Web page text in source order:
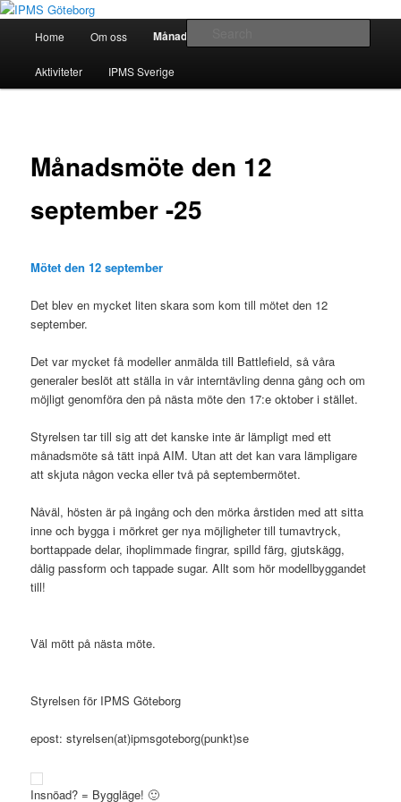
Skip
primary
contentIPMS Göteborg
Modellbygge i Väst
Home Om oss Månadsmöten
Aktiviteter IPMS Sverige
Månadsmöte den 12
september -25
Mötet den 12 september
Det blev en mycket liten skara som kom till mötet den 12
september.
Det var mycket få modeller anmälda till Battlefield, så våra
generaler beslöt att ställa in vår interntävling denna gång och om
möjligt genomföra den på nästa möte den 17:e oktober i stället.
Styrelsen tar till sig att det kanske inte är lämpligt med ett
månadsmöte så tätt inpå AIM. Utan att det kan vara lämpligare
att skjuta någon vecka eller två på septembermötet.
Nåväl, hösten är på ingång och den mörka årstiden med att sitta
inne och bygga i mörkret ger nya möjligheter till tumavtryck,
borttappade delar, ihoplimmade fingrar, spilld färg, gjutskägg,
dålig passform och tappade sugar. Allt som hör modellbyggandet
till!
Väl mött på nästa möte.
Styrelsen för IPMS Göteborg
epost: styrelsen(at)ipmsgoteborg(punkt)se
Insnöad? = Byggläge! 🙂